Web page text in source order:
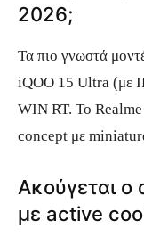
2026;
Τα πιο γνωστά
iQOO 15 Ultra (με
WIN RT. Το Realme
concept με
Ακούγεται ο
με active